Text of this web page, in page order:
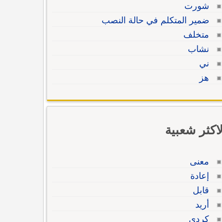
شورت
ضمير المتكلم في حالة النصب
متخلف
نشاب
ني
هز
شعبية
معنى
إعادة
قابل
أريد
كردي